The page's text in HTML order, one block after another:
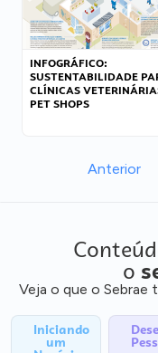
INFOGRÁFICO:
SUSTENTABILIDADE
CLÍNICAS
PET SHOPS
Anterior
o
Veja o que o Sebrae
Iniciando
um